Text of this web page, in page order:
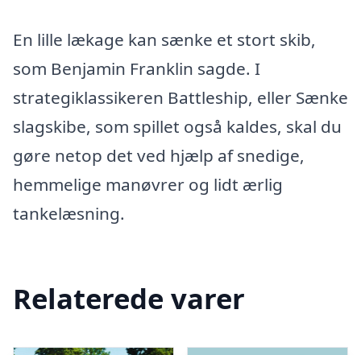
En lille lækage kan sænke et stort skib,
som Benjamin Franklin sagde. I
strategiklassikeren Battleship, eller Sænke
slagskibe, som spillet også kaldes, skal du
gøre netop det ved hjælp af snedige,
hemmelige manøvrer og lidt ærlig
tankelæsning.
Relaterede varer